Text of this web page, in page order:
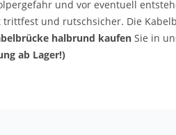
und vor eventuell
trittfest und rutschsicher. Die
halbrund kaufen Sie in
ab Lager!)